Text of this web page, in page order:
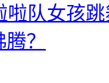
啦队女孩
？